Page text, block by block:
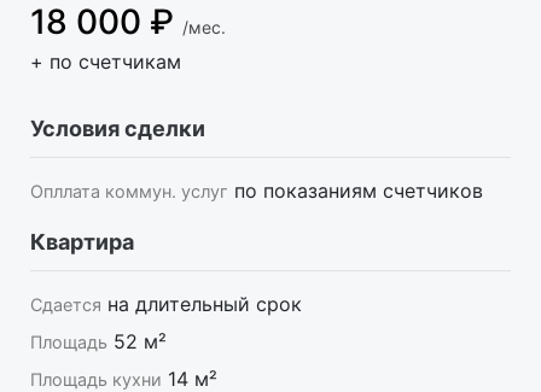
18 000 ₽ /мес.
+ по счетчикам
Условия сделки
Опллата коммун. услуг по показаниям счетчиков
Квартира
Сдается на длительный срок
Площадь 52 м²
Площадь кухни 14 м²